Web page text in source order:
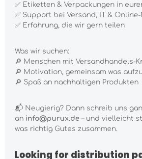
✅ Etiketten & Verpackungen in
✅ Support bei Versand, IT &
✅ Erfahrung, die wir gern teilen
Was wir suchen:
🔎 Menschen mit Versandhandels-
🔎 Motivation, gemeinsam was
🔎 Spaß an nachhaltigen Produkten
📬 Neugierig? Dann schreib uns
an info@purux.de – und vielleicht
was richtig Gutes zusammen.
Looking for distribution